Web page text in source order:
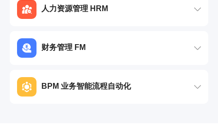
人力资源管理 HRM
财务管理 FM
BPM 业务智能流程自动化